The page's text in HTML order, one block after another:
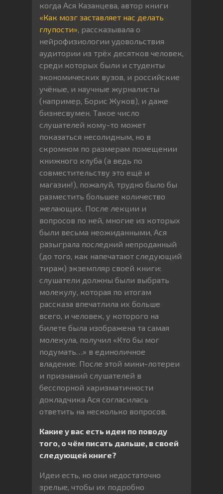
когда Ася Казанцева, автор книги
«Как мозг заставляет нас делать
глупости», рассказывала о
нейрофизиологии удовольствия
аудитории из трёх десятков человек,
среди которых были и студенты
экономических вузов, и российские
учёные, и научные журналисты
(например, Борис Жуков), и даже
бизнесвумен. Такое число
слушателей кому-то может
показаться несолидным, но в
скромном по размерам помещении
книжного клуба (а ведь по
совместительству это ещё и
магазин!), пожалуй, трудно было бы
разместить большее количество
желающих. После лекции и
вопросов по ней, многие из которых
были весьма неожиданными, Ася
разыграла последний непроданный
(до того, как напечатают следующий
тираж) экземпляр своей книги:
слушатели должны были выбрать
молекулу, которая по итогам
рассказа впечатлила их больше
всего, и человек, у которого на
билете была изображена та самая
молекула, получил «Кто бы мог
подумать…» в единоличное
владение. После этой мини-лотереи
и признаний слушателей в
бесспорной харизматичности
докладчика Ася согласилась
ответить на несколько вопросов.
Какие у вас есть идеи по поводу
того, о чём писать дальше, в своей
следующей книге?
Идеи есть, но они недостаточно
зрелые, чтобы их подробно